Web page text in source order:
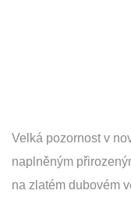
Velká pozornost v
naplněným
na zlatém dubovém